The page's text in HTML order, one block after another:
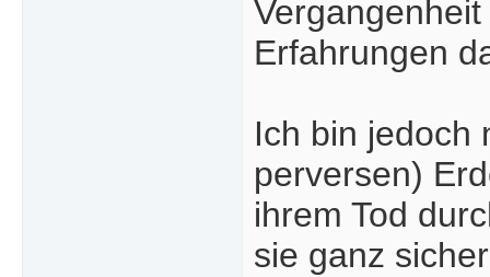
Erfahrungen
Ich bin jedoch
perversen)
ihrem Tod
sie ganz